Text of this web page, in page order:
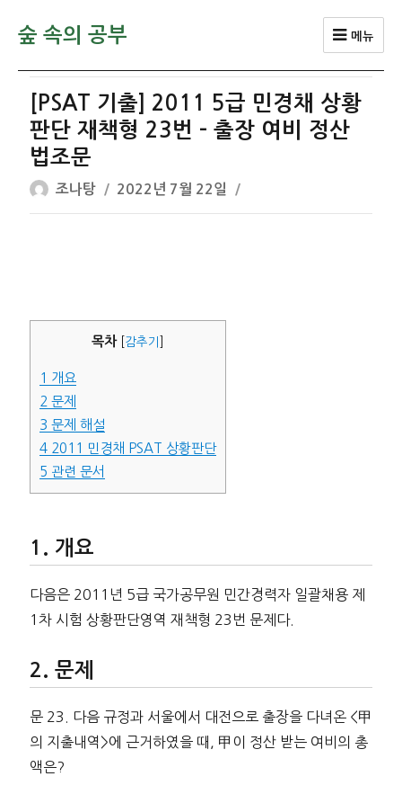
숲 속의 공부 메뉴
[PSAT 기출] 2011 5급 민경채 상황
판단 재책형 23번 – 출장 여비 정산
법조문
글
쓴
조나탕
작
성
2022년 7월 22일
목차 감추기
1 개요
2 문제
3 문제 해설
42011 민경채 PSAT 상황판단
5 관련 문서
개요
다음은 2011년 5급 국가공무원 민간경력자 일괄채용 제
1차 시험 상황판단영역 재책형 23번 문제다.
문제
문 23. 다음 규정과 서울에서 대전으로 출장을 다녀온 <甲
의 지출내역>에 근거하였을 때, 甲이 정산 받는 여비의 총
액은?